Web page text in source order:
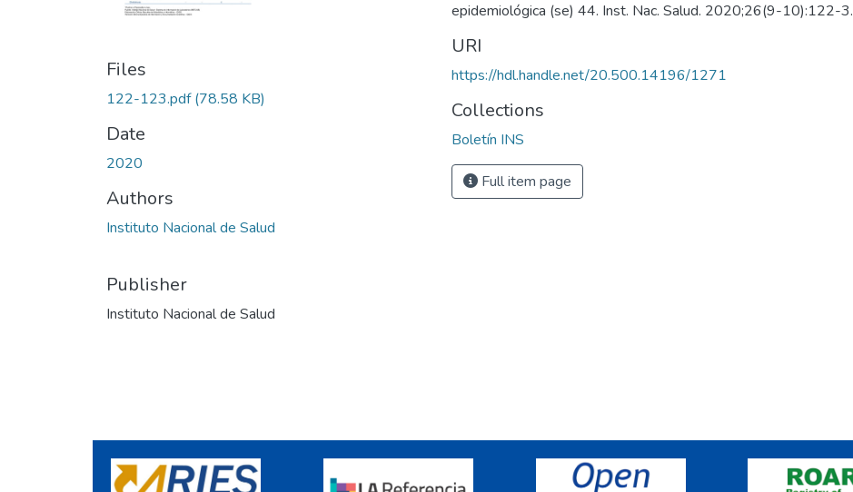
Files
122-123.pdf(78.58 KB)
Date
2020
Authors
Instituto Nacional de Salud
Publisher
Instituto Nacional de Salud
epidemiológica (se) 44. Inst. Nac. Salud. 2020;26(9-10):122-3.
URI
https://hdl.handle.net/20.500.14196/1271
Collections
Boletín INS
Full item page